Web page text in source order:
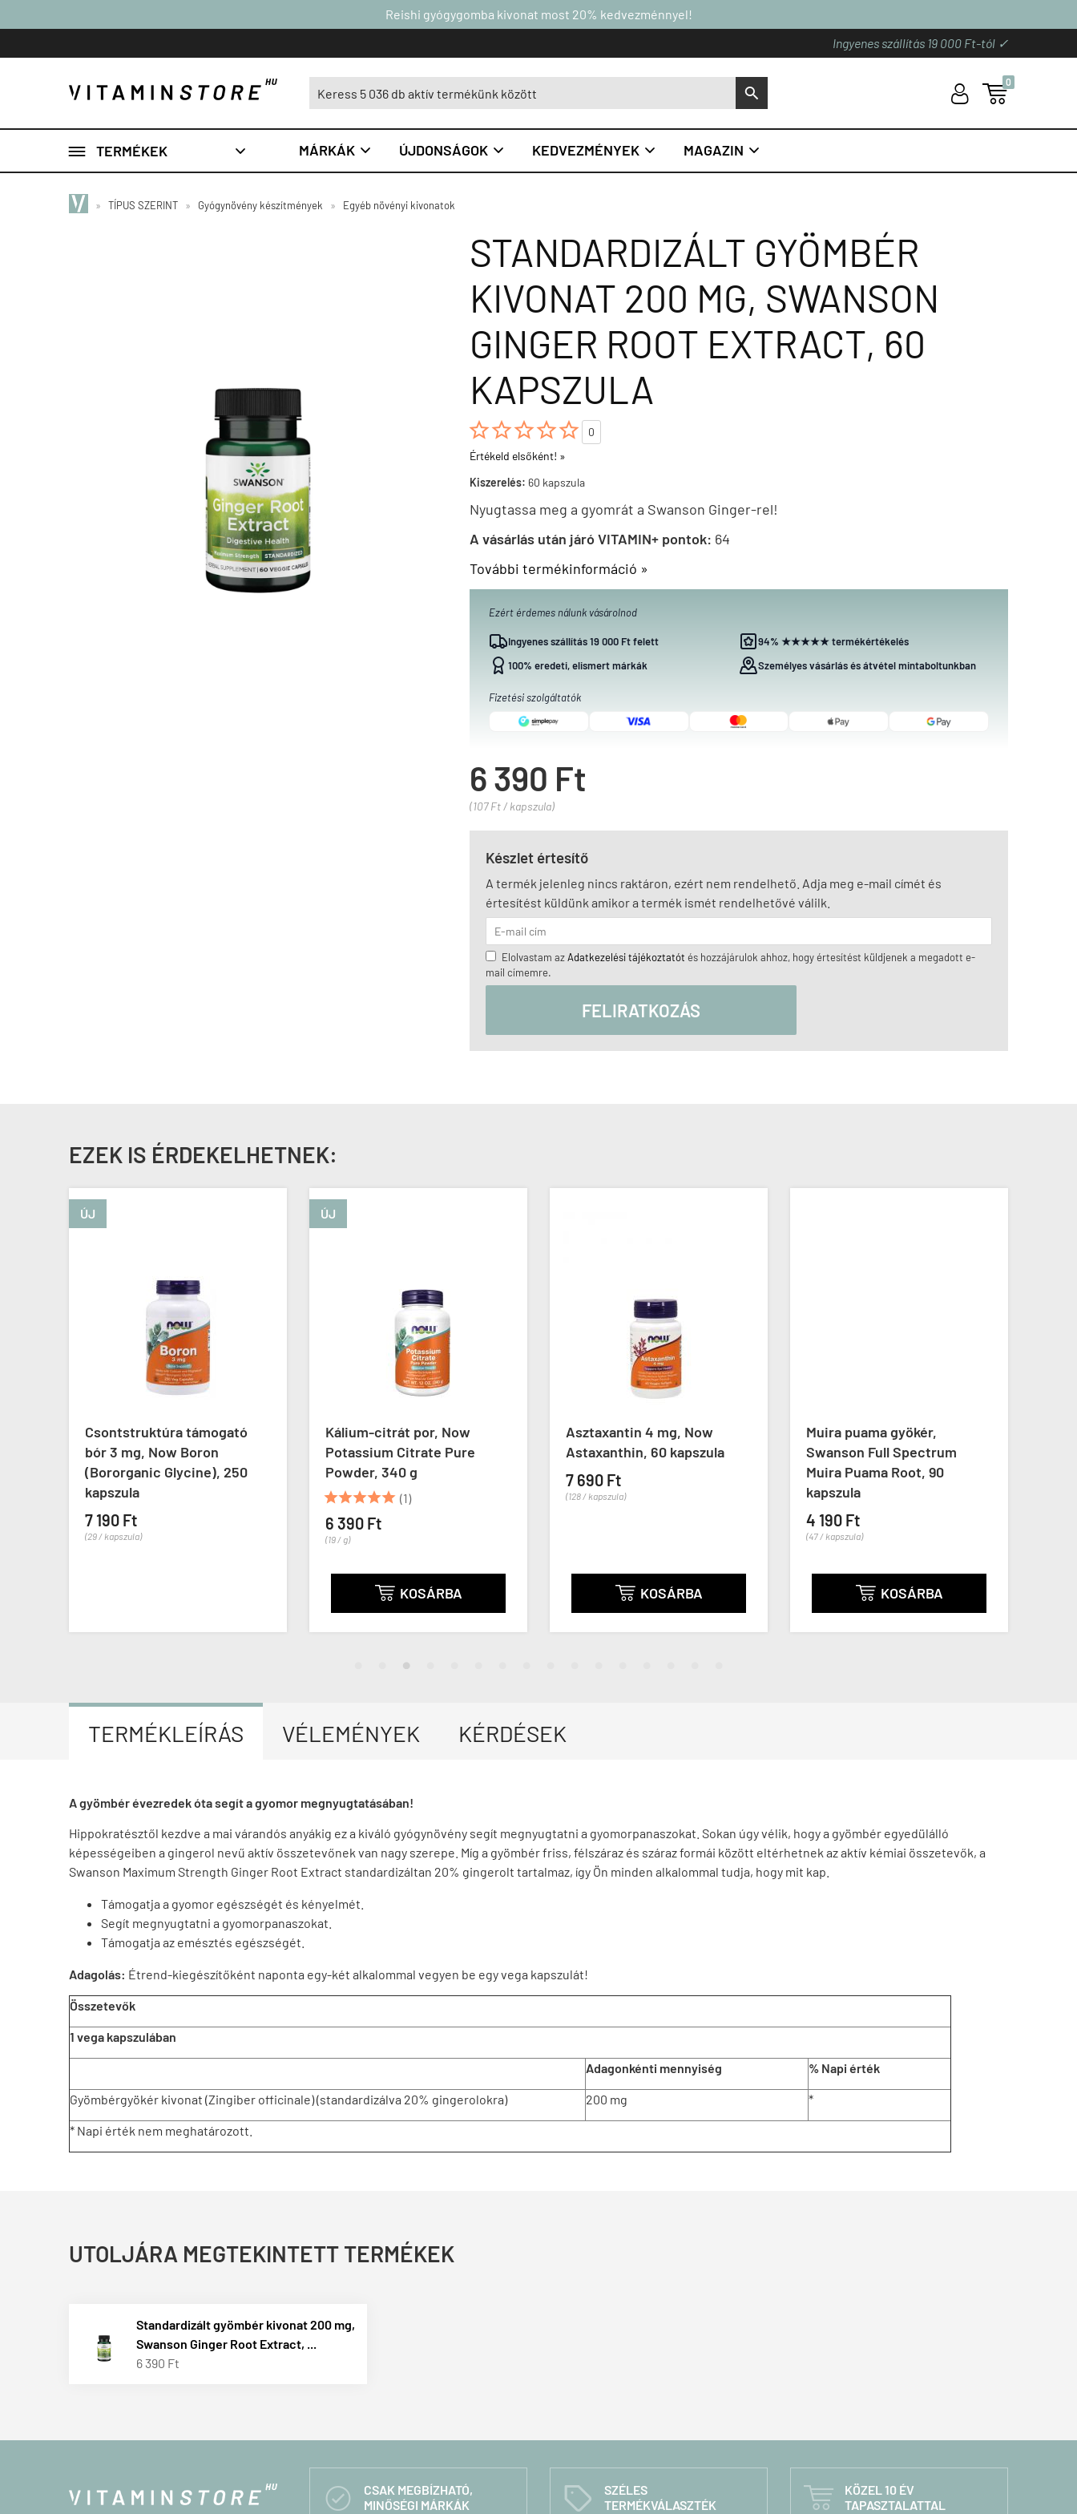
Reishi gyógygomba kivonat most 20% kedvezménnyel!
Ingyenes szállítás 19 000 Ft-tól ✓
S U 
0
 TERMÉKEK  MÁRKÁK  ÚJDONSÁGOK  KEDVEZMÉNYEK  MAGAZIN 
» TÍPUS SZERINT » Gyógynövény készítmények » Egyéb növényi kivonatok
STANDARDIZÁLT GYÖMBÉR
KIVONAT 200 MG, SWANSON
GINGER ROOT EXTRACT, 60
KAPSZULA

0
Értékeld elsőként! »
Kiszerelés: 60 kapszula
Nyugtassa meg a gyomrát a Swanson Ginger-rel!
A vásárlás után járó VITAMIN+ pontok: 64
További termékinformáció »
Ezért érdemes nálunk vásárolnod
Ingyenes szállítás 19 000 Ft felett
94% ★★★★★ termékértékelés
100% eredeti, elismert márkák
Személyes vásárlás és átvétel mintaboltunkban
Fizetési szolgáltatók
6 390 Ft
(107 Ft / kapszula)
Készlet értesítő
A termék jelenleg nincs raktáron, ezért nem rendelhető. Adja meg e-mail címét és
értesítést küldünk amikor a termék ismét rendelhetővé válilk.
Elolvastam azAdatkezelési tájékoztatót és hozzájárulok ahhoz, hogy értesítést küldjenek a megadott e-
mail címemre.
FELIRATKOZÁS
EZEK IS ÉRDEKELHETNEK:
ÚJ
Csontstruktúra támogató
bór 3 mg, Now Boron
(Bororganic Glycine), 250
kapszula
7 190 Ft
(29 / kapszula)
ÚJ
Kálium-citrát por, Now
Potassium Citrate Pure
Powder, 340 g
 (1)
6 390 Ft
(19 / g)
 KOSÁRBA
Asztaxantin 4 mg, Now
Astaxanthin, 60 kapszula
7 690 Ft
(128 / kapszula)
 KOSÁRBA
Muira puama gyökér,
Swanson Full Spectrum
Muira Puama Root, 90
kapszula
4 190 Ft
(47 / kapszula)
 KOSÁRBA
TERMÉKLEÍRÁS VÉLEMÉNYEK KÉRDÉSEK
A gyömbér évezredek óta segít a gyomor megnyugtatásában!
Hippokratésztől kezdve a mai várandós anyákig ez a kiváló gyógynövény segít megnyugtatni a gyomorpanaszokat. Sokan úgy vélik, hogy a gyömbér egyedülálló
képességeiben a gingerol nevű aktív összetevőnek van nagy szerepe. Míg a gyömbér friss, félszáraz és száraz formái között eltérhetnek az aktív kémiai összetevők, a
Swanson Maximum Strength Ginger Root Extract standardizáltan 20% gingerolt tartalmaz, így Ön minden alkalommal tudja, hogy mit kap.
Támogatja a gyomor egészségét és kényelmét.
Segít megnyugtatni a gyomorpanaszokat.
Támogatja az emésztés egészségét.
Adagolás: Étrend-kiegészítőként naponta egy-két alkalommal vegyen be egy vega kapszulát!
Összetevők
1 vega kapszulában
Adagonkénti mennyiség % Napi érték
Gyömbérgyökér kivonat (Zingiber officinale) (standardizálva 20% gingerolokra) 200 mg *
* Napi érték nem meghatározott.
UTOLJÁRA MEGTEKINTETT TERMÉKEK
Standardizált gyömbér kivonat 200 mg,
Swanson Ginger Root Extract, ...
6 390 Ft

CSAK MEGBÍZHATÓ,
MINŐSÉGI MÁRKÁK
C
SZÉLES
TERMÉKVÁLASZTÉK

KÖZEL 10 ÉV
TAPASZTALATTAL